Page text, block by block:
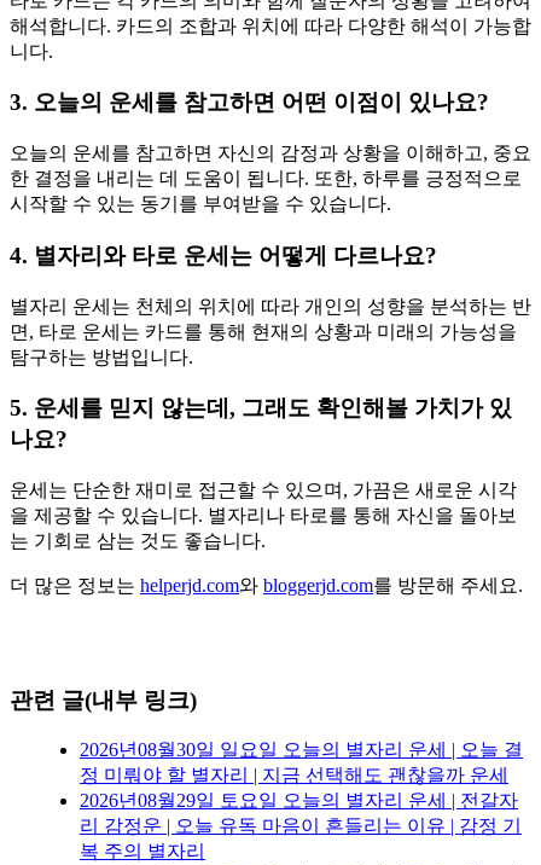
해석합니다. 카드의 조합과 위치에 따라 다양한 해석이 가능합
니다.
3. 오늘의 운세를 참고하면 어떤 이점이 있나요?
오늘의 운세를 참고하면 자신의 감정과 상황을 이해하고, 중요
한 결정을 내리는 데 도움이 됩니다. 또한, 하루를 긍정적으로
시작할 수 있는 동기를 부여받을 수 있습니다.
4. 별자리와 타로 운세는 어떻게 다르나요?
별자리 운세는 천체의 위치에 따라 개인의 성향을 분석하는 반
면, 타로 운세는 카드를 통해 현재의 상황과 미래의 가능성을
탐구하는 방법입니다.
5. 운세를 믿지 않는데, 그래도 확인해볼 가치가 있
나요?
운세는 단순한 재미로 접근할 수 있으며, 가끔은 새로운 시각
을 제공할 수 있습니다. 별자리나 타로를 통해 자신을 돌아보
는 기회로 삼는 것도 좋습니다.
더 많은 정보는 helperjd.com와 bloggerjd.com를 방문해 주세요.
관련 글(내부 링크)
2026년08월30일 일요일 오늘의 별자리 운세 | 오늘 결
정 미뤄야 할 별자리 | 지금 선택해도 괜찮을까 운세
2026년08월29일 토요일 오늘의 별자리 운세 | 전갈자
리 감정운 | 오늘 유독 마음이 흔들리는 이유 | 감정 기
복 주의 별자리